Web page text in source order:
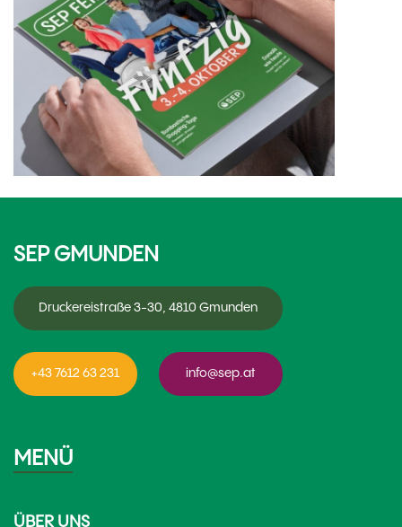
SEP GMUNDEN
Druckereistraße 3-30, 4810 Gmunden
+43 7612 63 231 info@sep.at
MENÜ
ÜBER UNS